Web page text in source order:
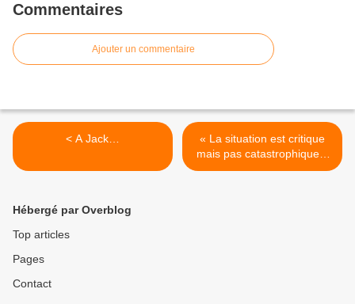
Commentaires
Ajouter un commentaire
< A Jack…
« La situation est critique
mais pas catastrophique »
>
Hébergé par Overblog
Top articles
Pages
Contact